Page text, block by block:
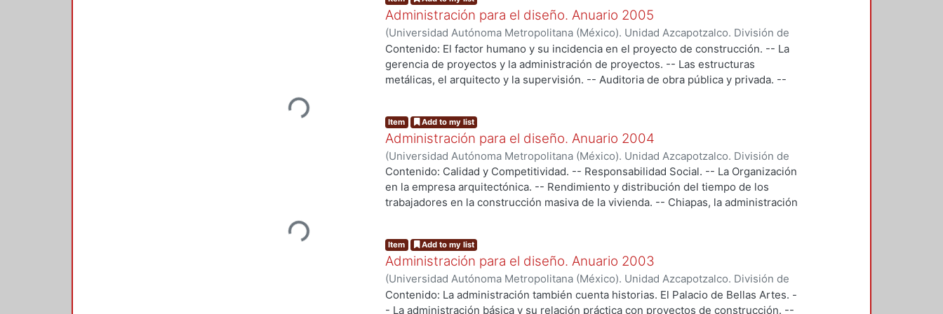
Imprevistos en la construcción o falta de previsión. -- La supervisión y la
administración. -- Auditoría de obras públicas y privadas. -- Costos preliminares en
proyectos de edificación. -- Cemex, la empresa, el medio ambiente y la
responsabilidad social corporativa. -- El papel de la información en el proceso de
desarrollo de nuevos productos.
Loading...
Administración para el diseño. Anuario 2005
(Universidad Autónoma Metropolitana (México). Unidad Azcapotzalco. División de
Ciencias y Artes para el Diseño., 2005)Grupo Administración para el Diseño.
Contenido: El factor humano y su incidencia en el proyecto de construcción. -- La
gerencia de proyectos y la administración de proyectos. -- Las estructuras
metálicas, el arquitecto y la supervisión. -- Auditoria de obra pública y privada. --
mantenimiento de la obra arquitectónica.
Loading...
Item Add to my list
Administración para el diseño. Anuario 2004
(Universidad Autónoma Metropolitana (México). Unidad Azcapotzalco. División de
Ciencias y Artes para el Diseño.,2004) Grupo Administración para el Diseño.
Contenido: Calidad y Competitividad. -- Responsabilidad Social. -- La Organización
en la empresa arquitectónica. -- Rendimiento y distribución del tiempo de los
trabajadores en la construcción masiva de la vivienda. -- Chiapas, la administración
Item Add to my list
Administración para el diseño. Anuario 2003
(Universidad Autónoma Metropolitana (México). Unidad Azcapotzalco. División de
Ciencias y Artes para el Diseño.,2003 )Grupo Administración para el Diseño
Contenido: La administración también cuenta historias. El Palacio de Bellas Artes. -
- La administración básica y su relación práctica con proyectos de construcción. --